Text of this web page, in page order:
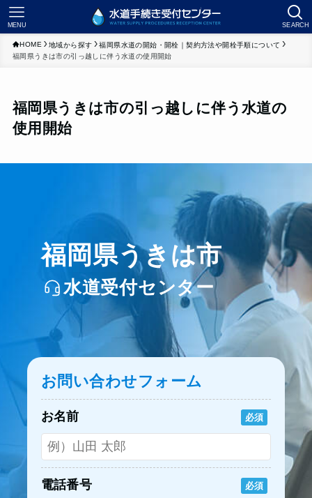
SEARCH
MENU
HOME 地域から探す
福岡県水道の開始・開栓｜契約方法や開栓手順について
福岡県うきは市の引っ越しに伴う水道の使用開始
福岡県うきは市の引っ越しに伴う水道の
使用開始
福岡県うきは市
水道受付センター
お問い合わせフォーム
お名前 必須
電話番号 必須